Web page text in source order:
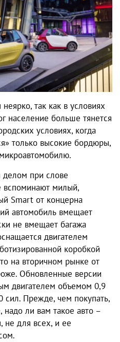
так как в условиях
население больше тянется
условиях, когда
только высокие бордюры,
при слове
вспоминают милый,
Smart от концерна
автомобиль вмещает
не вмещает багажа
двигателем
коробкой
на вторичном рынке от
Обновленные версии
двигателем объемом 0,9
Прежде, чем покупать,
надо ли вам такое авто –
не для всех, и ее